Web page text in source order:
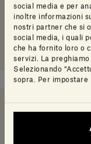
social media e per
inoltre informazioni
nostri partner che si
social media, i quali
che ha fornito loro o
servizi. La
Selezionando
sopra. Per impostare
Serve un